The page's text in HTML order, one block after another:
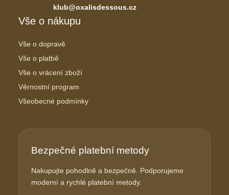
klub@oxalisdessous.cz
Vše o nákupu
Vše o dopravě
Vše o platbě
Vše o vrácení zboží
Věrnostní program
Všeobecné podmínky
Bezpečné platební metody
Nakupujte pohodlně a bezpečně. Podporujeme
moderní a rychlé platební metody.